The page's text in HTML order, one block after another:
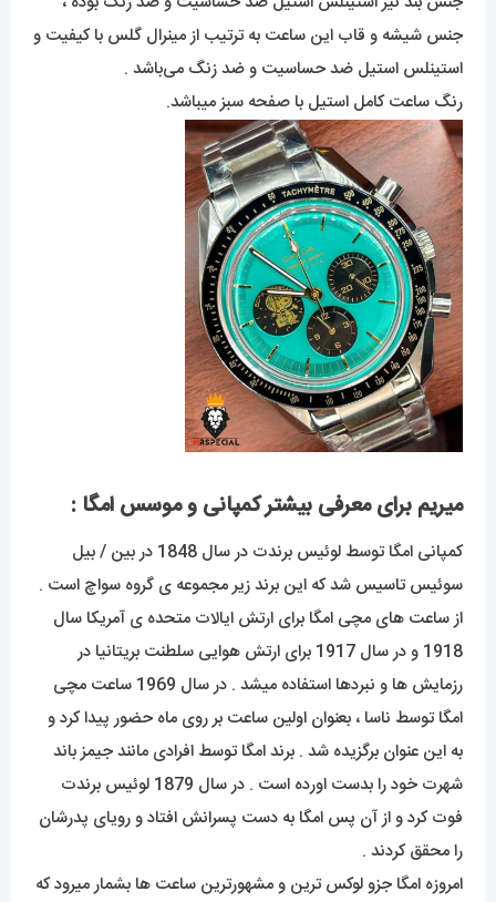
جنس شیشه و قاب این ساعت به ترتیب از مینرال گلس با کیفیت و
استینلس استیل ضد حساسیت و ضد زنگ می‌باشد .
رنگ ساعت کامل استیل با صفحه سبز میباشد.
میریم برای معرفی بیشتر کمپانی و موسس امگا :
کمپانی امگا توسط لوئیس برندت در سال 1848 در بین / بیل
سوئیس تاسیس شد که این برند زیر مجموعه ی گروه سواچ است .
از ساعت های مچی امگا برای ارتش ایالات متحده ی آمریکا سال
1918 و در سال 1917 برای ارتش هوایی سلطنت بریتانیا در
رزمایش ها و نبردها استفاده میشد . در سال 1969 ساعت مچی
امگا توسط ناسا ، بعنوان اولین ساعت بر روی ماه حضور پیدا کرد و
به این عنوان برگزیده شد . برند امگا توسط افرادی مانند جیمز باند
شهرت خود را بدست اورده است . در سال 1879 لوئیس برندت
فوت کرد و از آن پس امگا به دست پسرانش افتاد و رویای پدرشان
را محقق کردند .
امروزه امگا جزو لوکس ترین و مشهورترین ساعت ها بشمار میرود که